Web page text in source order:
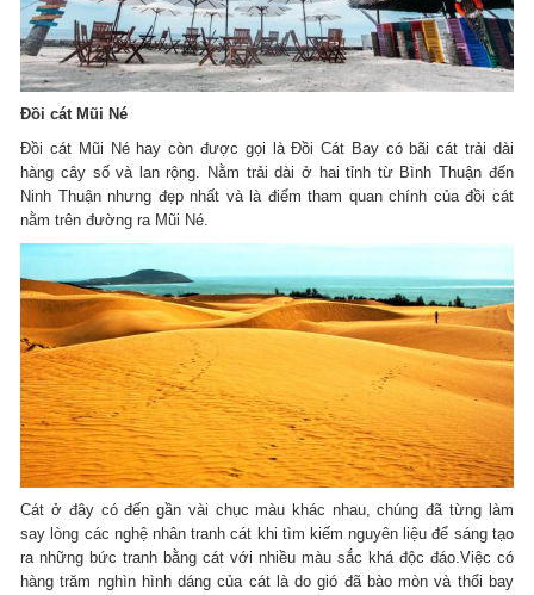
Đồi cát Mũi Né
Đồi cát Mũi Né hay còn được gọi là Đồi Cát Bay có bãi cát trải dài
hàng cây số và lan rộng. Nằm trải dài ở hai tỉnh từ Bình Thuận đến
Ninh Thuận nhưng đẹp nhất và là điểm tham quan chính của đồi cát
nằm trên đường ra Mũi Né.
Cát ở đây có đến gần vài chục màu khác nhau, chúng đã từng làm
say lòng các nghệ nhân tranh cát khi tìm kiếm nguyên liệu để sáng tạo
ra những bức tranh bằng cát với nhiều màu sắc khá độc đáo.Việc có
hàng trăm nghìn hình dáng của cát là do gió đã bào mòn và thổi bay